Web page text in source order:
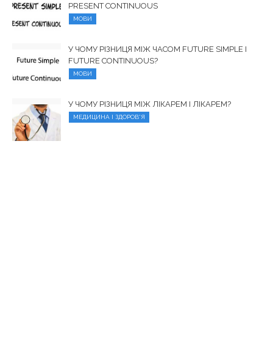
PRESENT CONTINUOUS
МОВИ
У ЧОМУ РІЗНИЦЯ МІЖ ЧАСОМ FUTURE SIMPLE І
FUTURE CONTINUOUS?
МОВИ
У ЧОМУ РІЗНИЦЯ МІЖ ЛІКАРЕМ І ЛІКАРЕМ?
МЕДИЦИНА І ЗДОРОВ'Я